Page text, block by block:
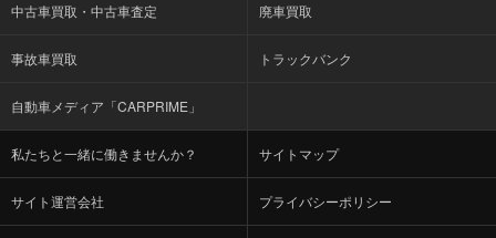
中古車買取・中古車査定 廃車買取
事故車買取 トラックバンク
自動車メディア「CARPRIME」
私たちと一緒に働きませんか？ サイトマップ
サイト運営会社 プライバシーポリシー